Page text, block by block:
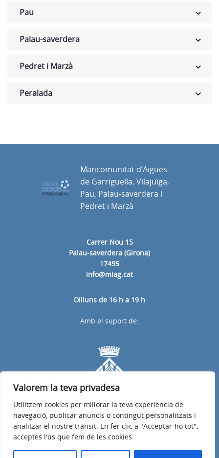
Valorem la teva privadesa
Utilitzem cookies per millorar la teva experiència de
navegació, publicar anuncis o contingut personalitzats i
analitzar el nostre trànsit. En fer clic a "Acceptar-ho tot",
acceptes l'ús que fem de les cookies.
Pau
Palau-saverdera
Pedret i Marzà
Peralada
Carrer Nou 15
Palau-saverdera (Girona)
17495
info@miag.cat
Dilluns de 16 h a 19 h
Mancomunitat d’Aigües
de Garriguella, Vilajuïga,
Pau, Palau-saverdera i
Pedret i Marzà
© 2026
Amb el suport de: